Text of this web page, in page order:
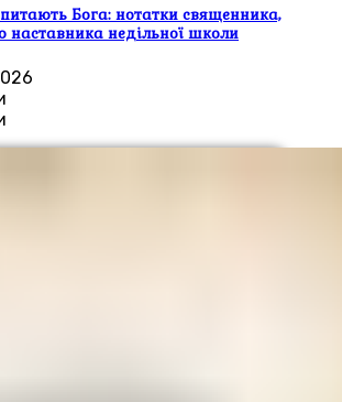
Бога: нотатки священника,
наставника недільної школи